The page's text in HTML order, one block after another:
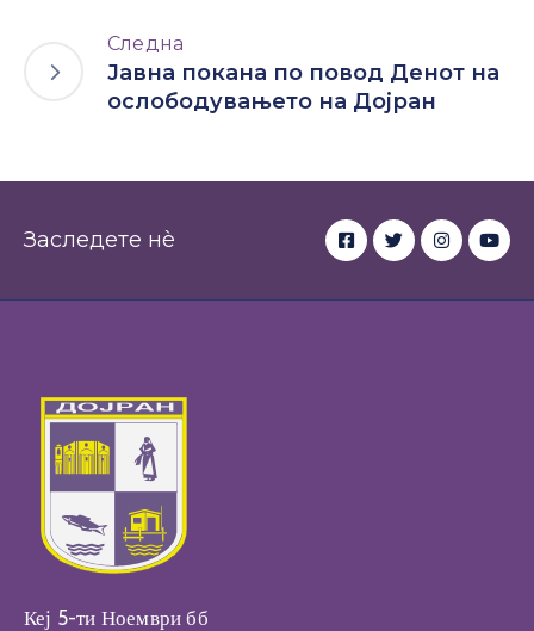
Следна
Јавна покана по повод Денот на
ослободувањето на Дојран
Заследете нè
Кеј 5-ти Ноември бб